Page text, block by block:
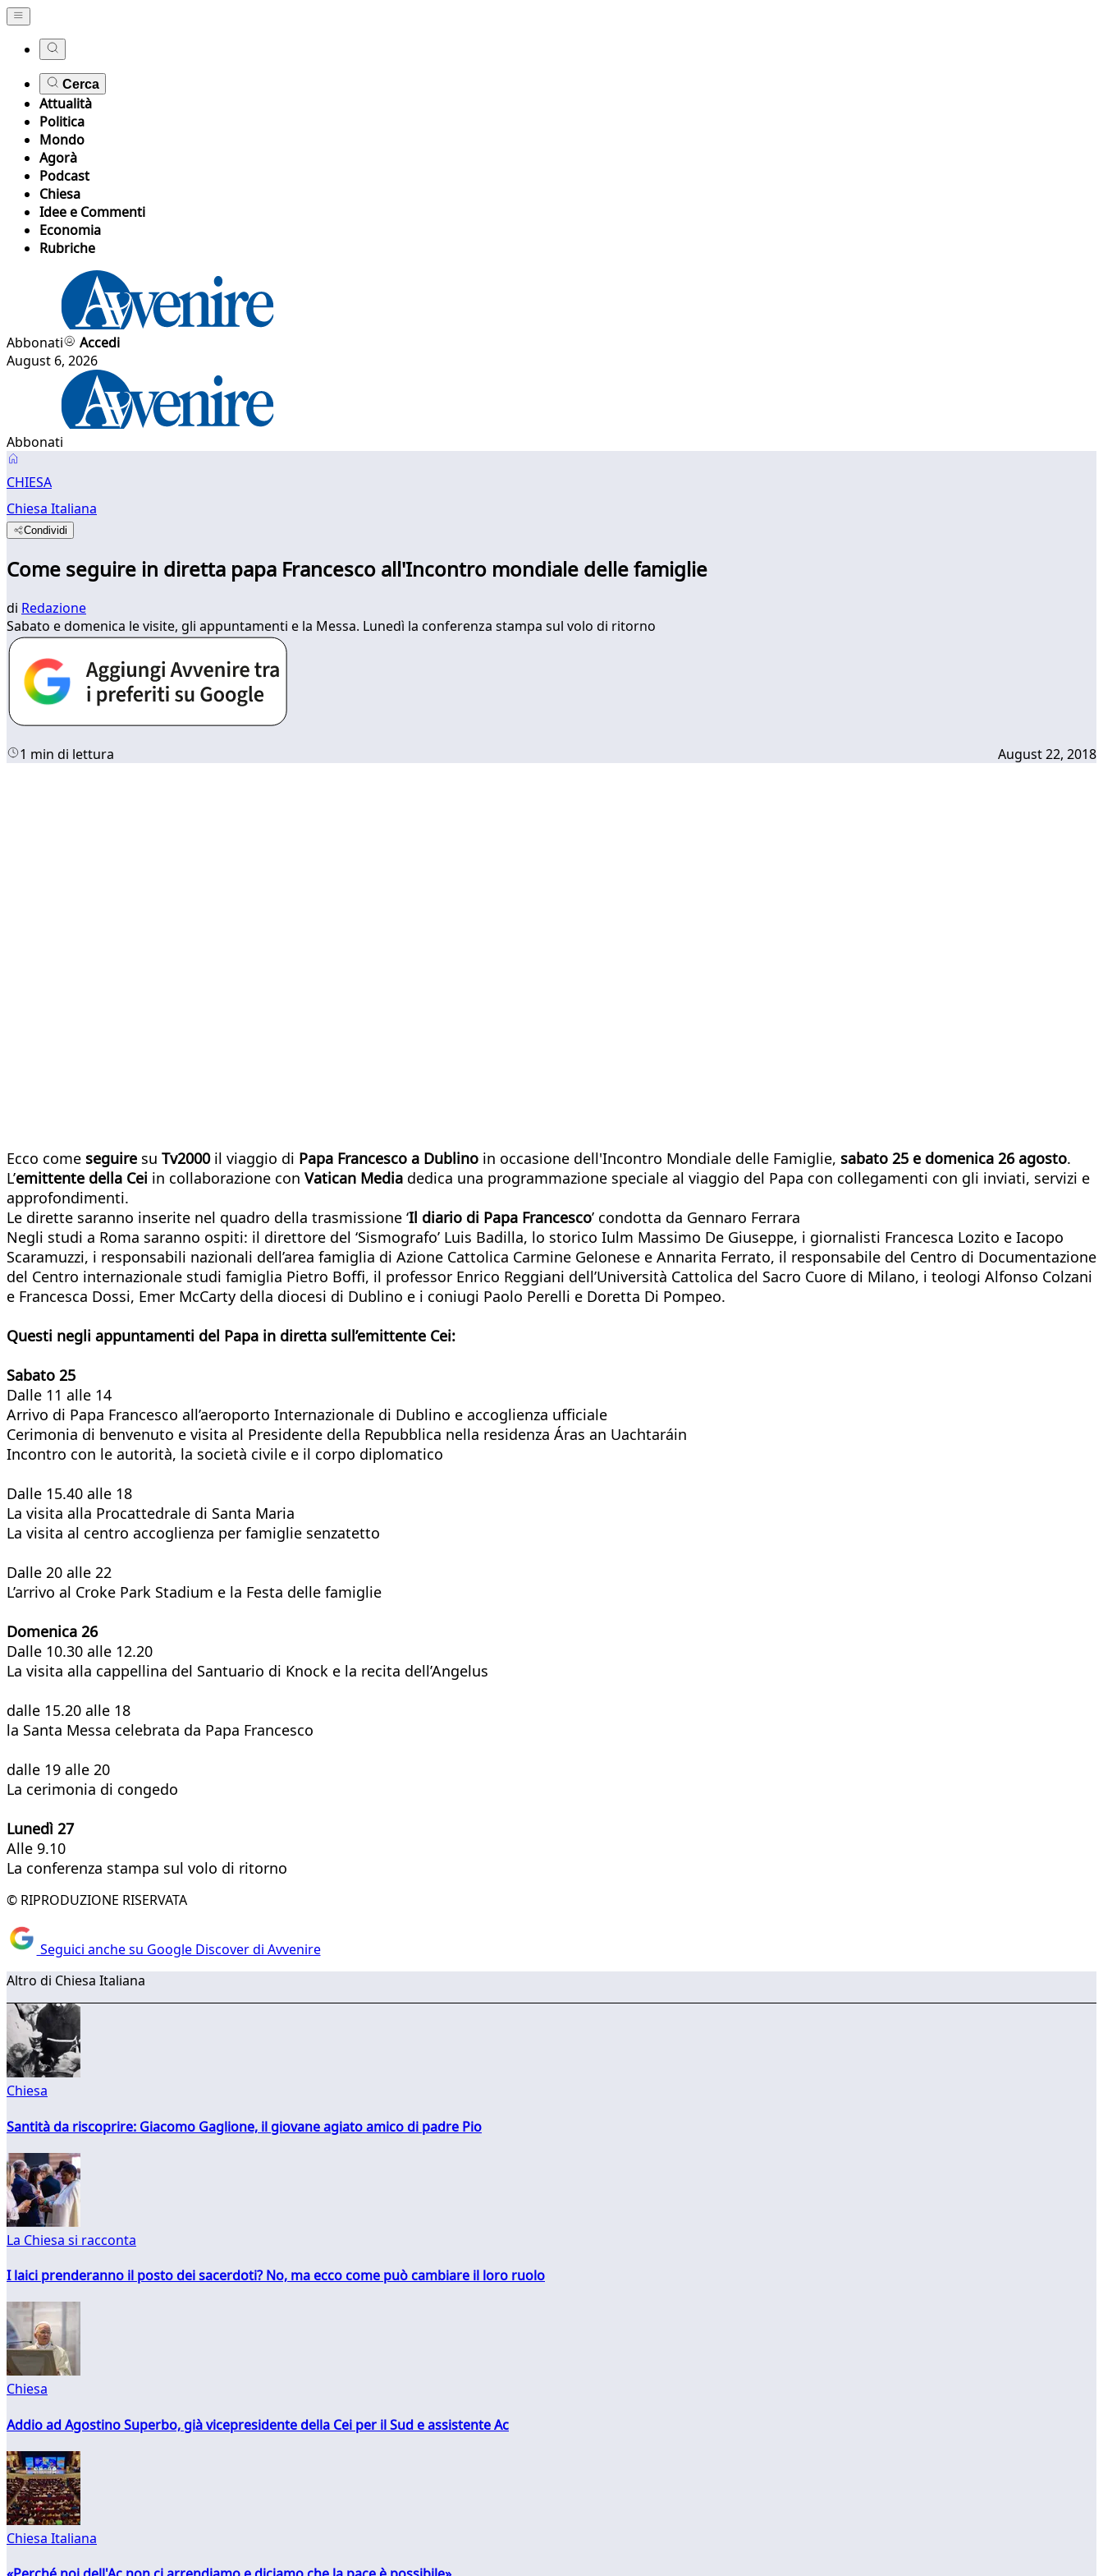
Cerca
Attualità
Politica
Mondo
Agorà
Podcast
Chiesa
Idee e Commenti
Economia
Rubriche
Abbonati
Accedi
August 6, 2026
Abbonati
CHIESA
Chiesa Italiana
Condividi
Come seguire in diretta papa Francesco all'Incontro mondiale delle famiglie
di Redazione
Sabato e domenica le visite, gli appuntamenti e la Messa. Lunedì la conferenza stampa sul volo di ritorno
1 min di lettura August 22, 2018
Ecco come seguire su Tv2000il viaggio di Papa Francesco a Dublino in occasione dell'Incontro Mondiale delle Famiglie, sabato 25 e domenica 26 agosto.
L’emittente della Cei in collaborazione con Vatican Media dedica una programmazione speciale al viaggio del Papa con collegamenti con gli inviati, servizi e
approfondimenti.
Le dirette saranno inserite nel quadro della trasmissione ‘Il diario di Papa Francesco’ condotta da Gennaro Ferrara
Negli studi a Roma saranno ospiti: il direttore del ‘Sismografo’ Luis Badilla, lo storico Iulm Massimo De Giuseppe, i giornalisti Francesca Lozito e Iacopo
Scaramuzzi, i responsabili nazionali dell’area famiglia di Azione Cattolica Carmine Gelonese e Annarita Ferrato, il responsabile del Centro di Documentazione
del Centro internazionale studi famiglia Pietro Boffi, il professor Enrico Reggiani dell’Università Cattolica del Sacro Cuore di Milano, i teologi Alfonso Colzani
e Francesca Dossi, Emer McCarty della diocesi di Dublino e i coniugi Paolo Perelli e Doretta Di Pompeo.
Questi negli appuntamenti del Papa in diretta sull’emittente Cei:
Sabato 25
Dalle 11 alle 14
Arrivo di Papa Francesco all’aeroporto Internazionale di Dublino e accoglienza ufficiale
Cerimonia di benvenuto e visita al Presidente della Repubblica nella residenza Áras an Uachtaráin
Incontro con le autorità, la società civile e il corpo diplomatico
Dalle 15.40 alle 18
La visita alla Procattedrale di Santa Maria
La visita al centro accoglienza per famiglie senzatetto
Dalle 20 alle 22
L’arrivo al Croke Park Stadium e la Festa delle famiglie
Domenica 26
Dalle 10.30 alle 12.20
La visita alla cappellina del Santuario di Knock e la recita dell’Angelus
dalle 15.20 alle 18
la Santa Messa celebrata da Papa Francesco
dalle 19 alle 20
La cerimonia di congedo
Lunedì 27
Alle 9.10
La conferenza stampa sul volo di ritorno
© RIPRODUZIONE RISERVATA
Seguici anche su Google Discover di Avvenire
Altro di Chiesa Italiana
Chiesa
Santità da riscoprire: Giacomo Gaglione, il giovane agiato amico di padre Pio
La Chiesa si racconta
I laici prenderanno il posto dei sacerdoti? No, ma ecco come può cambiare il loro ruolo
Chiesa
Addio ad Agostino Superbo, già vicepresidente della Cei per il Sud e assistente Ac
Chiesa Italiana